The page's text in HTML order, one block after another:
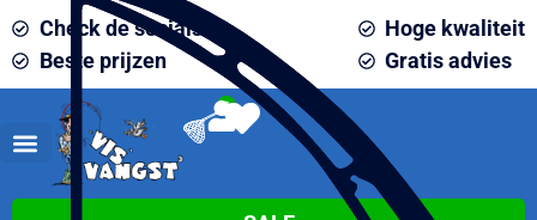
Check de socials
Beste prijzen
Hoge kwaliteit
Gratis advies
0